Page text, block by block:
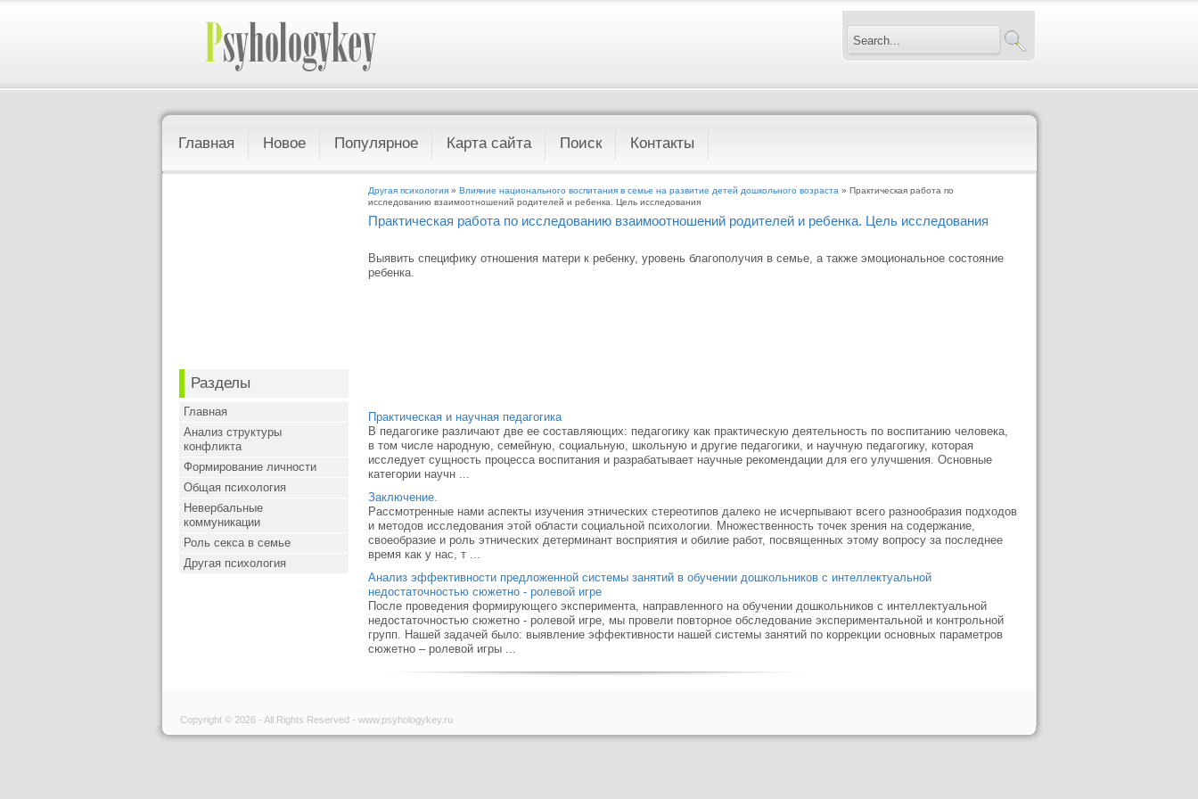
Главная Новое Популярное Карта сайта Поиск Контакты
Разделы
Главная
Анализ структуры
конфликта
Формирование личности
Общая психология
Невербальные
коммуникации
Роль секса в семье
Другая психология
Другая психология » Влияние национального воспитания в семье на развитие детей дошкольного возраста » Практическая работа по
исследованию взаимоотношений родителей и ребенка. Цель исследования
Практическая работа по исследованию взаимоотношений родителей и ребенка. Цель исследования
Выявить специфику отношения матери к ребенку, уровень благополучия в семье, а также эмоциональное состояние
ребенка.
Практическая и научная педагогика
В педагогике различают две ее составляющих: педагоги­ку как практическую деятельность по воспитанию чело­века,
в том числе народную, семейную, социальную, школьную и другие педагогики, и научную педагогику, которая
исследует сущность процесса воспитания и раз­рабатывает научные рекомендации для его улучшения. Основные
категории научн ...
Заключение.
Рассмотренные нами аспекты изучения этнических стереотипов далеко не исчерпывают всего разнообразия подходов
и методов исследования этой области социальной психологии. Множественность точек зрения на содержание,
своеобразие и роль этнических детерминант восприятия и обилие работ, посвященных этому вопросу за последнее
время как у нас, т ...
Анализ эффективности предложенной системы занятий в обучении дошкольников с интеллектуальной
недостаточностью сюжетно - ролевой игре
После проведения формирующего эксперимента, направленного на обучении дошкольников с интеллектуальной
недостаточностью сюжетно - ролевой игре, мы провели повторное обследование экспериментальной и контрольной
групп. Нашей задачей было: выявление эффективности нашей системы занятий по коррекции основных параметров
сюжетно – ролевой игры ...
Copyright © 2026 - All Rights Reserved - www.psyhologykey.ru